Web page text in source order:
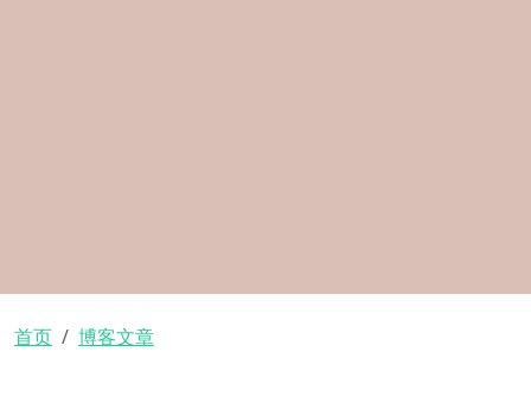
面包屑
首页 博客文章